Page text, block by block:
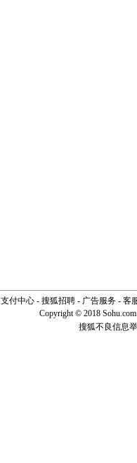
支付中心- 搜狐招聘- 广告服务- 客
Copyright © 2018
搜狐不良信息